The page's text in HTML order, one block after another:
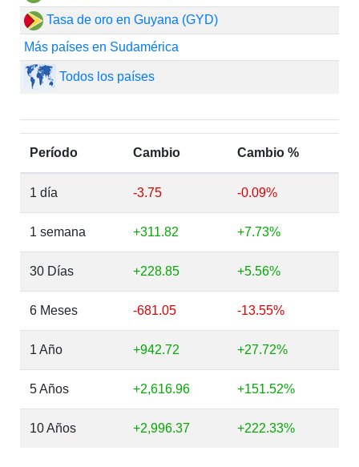
Tasa de oro en Guyana (GYD)
Más países en Sudamérica
Todos los países
Período Cambio Cambio %
1 día -3.75 -0.09%
1 semana +311.82 +7.73%
30 Días +228.85 +5.56%
6 Meses -681.05 -13.55%
1 Año +942.72 +27.72%
5 Años +2,616.96 +151.52%
10 Años +2,996.37 +222.33%